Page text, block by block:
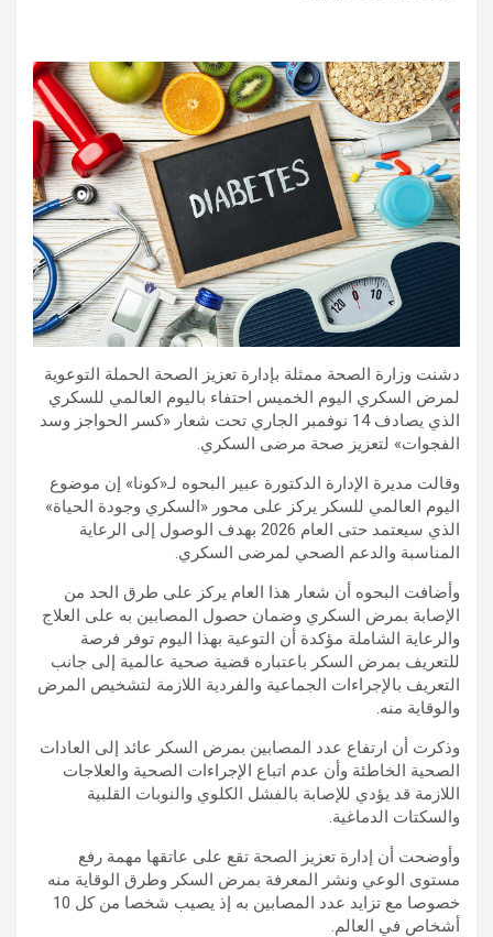
دشنت وزارة الصحة ممثلة بإدارة تعزيز الصحة الحملة التوعوية
لمرض السكري اليوم الخميس احتفاء باليوم العالمي للسكري
الذي يصادف 14 نوفمبر الجاري تحت شعار «كسر الحواجز وسد
الفجوات» لتعزيز صحة مرضى السكري.
وقالت مديرة الإدارة الدكتورة عبير البحوه لـ«كونا» إن موضوع
اليوم العالمي للسكر يركز على محور «السكري وجودة الحياة»
الذي سيعتمد حتى العام 2026 بهدف الوصول إلى الرعاية
المناسبة والدعم الصحي لمرضى السكري.
وأضافت البحوه أن شعار هذا العام يركز على طرق الحد من
الإصابة بمرض السكري وضمان حصول المصابين به على العلاج
والرعاية الشاملة مؤكدة أن التوعية بهذا اليوم توفر فرصة
للتعريف بمرض السكر باعتباره قضية صحية عالمية إلى جانب
التعريف بالإجراءات الجماعية والفردية اللازمة لتشخيص المرض
والوقاية منه.
وذكرت أن ارتفاع عدد المصابين بمرض السكر عائد إلى العادات
الصحية الخاطئة وأن عدم اتباع الإجراءات الصحية والعلاجات
اللازمة قد يؤدي للإصابة بالفشل الكلوي والنوبات القلبية
والسكتات الدماغية.
وأوضحت أن إدارة تعزيز الصحة تقع على عاتقها مهمة رفع
مستوى الوعي ونشر المعرفة بمرض السكر وطرق الوقاية منه
خصوصا مع تزايد عدد المصابين به إذ يصيب شخصا من كل 10
أشخاص في العالم.